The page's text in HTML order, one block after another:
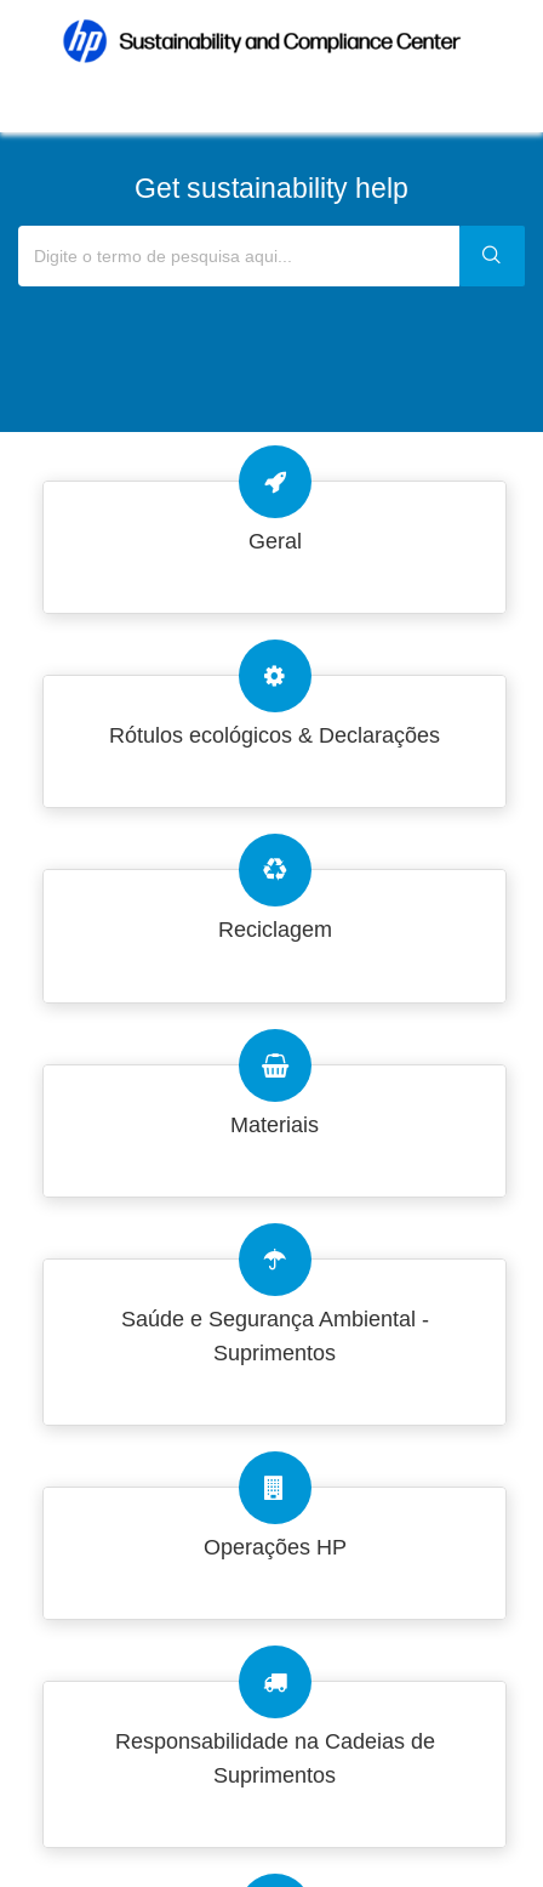
Get sustainability help
Geral
Rótulos ecológicos & Declarações
Reciclagem
Materiais
Saúde e Segurança Ambiental -
Suprimentos
Operações HP
Responsabilidade na Cadeias de
Suprimentos